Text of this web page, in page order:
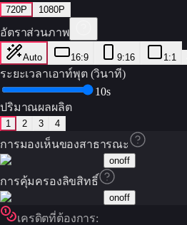
720P 1080P
อัตราส่วนภาพ
Auto 16:9 9:16 1:1
ระยะเวลาเอาท์พุต (วินาที)
10s
ปริมาณผลผลิต
1 2 3 4
การมองเห็นของสาธารณะ
onoff
การคุ้มครองลิขสิทธิ์
onoff
เครดิตที่ต้องการ: